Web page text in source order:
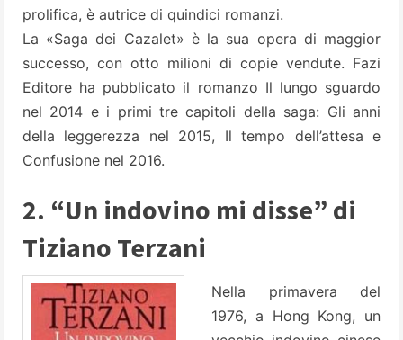
prolifica, è autrice di quindici romanzi.
La «Saga dei Cazalet» è la sua opera di maggior
successo, con otto milioni di copie vendute. Fazi
Editore ha pubblicato il romanzo Il lungo sguardo
nel 2014 e i primi tre capitoli della saga: Gli anni
della leggerezza nel 2015, Il tempo dell’attesa e
Confusione nel 2016.
2. “Un indovino mi disse” di
Tiziano Terzani
Nella primavera del
1976, a Hong Kong, un